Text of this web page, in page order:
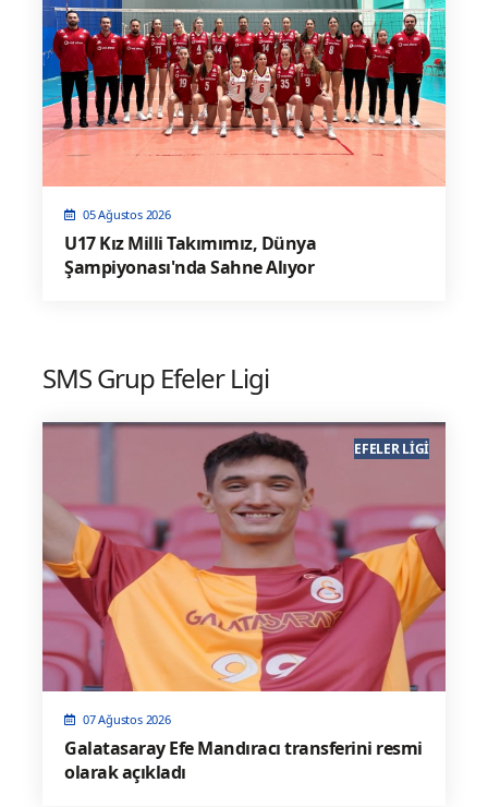
05 Ağustos 2026
U17 Kız Milli Takımımız, Dünya
Şampiyonası'nda Sahne Alıyor
SMS Grup Efeler Ligi
07 Ağustos 2026
Galatasaray Efe Mandıracı transferini resmi
olarak açıkladı
EFELER LIGI